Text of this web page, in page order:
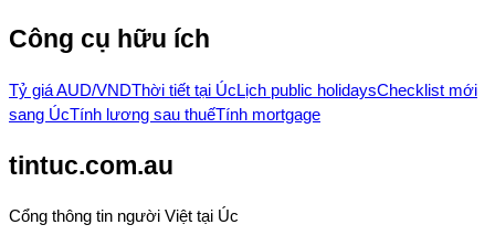
Công cụ hữu ích
Tỷ giá AUD/VNDThời tiết tại ÚcLịch public holidaysChecklist mới
sang ÚcTính lương sau thuếTính mortgage
tintuc.com.au
Cổng thông tin người Việt tại Úc